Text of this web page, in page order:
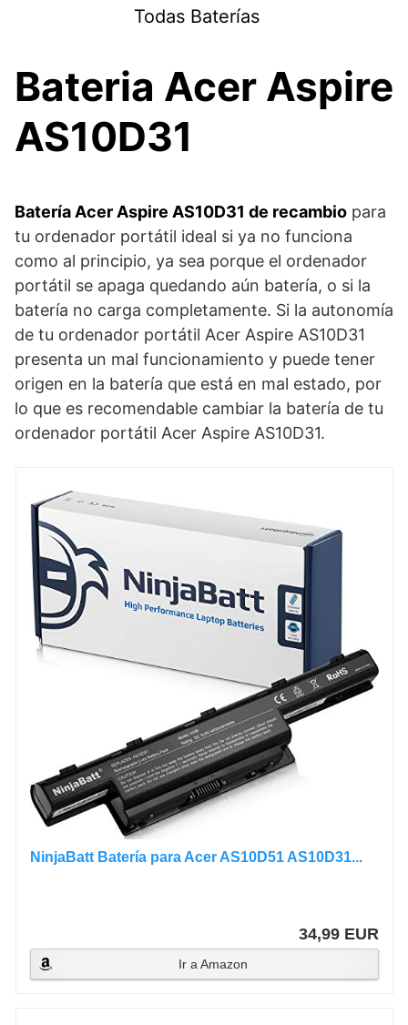
Todas Baterías
Bateria Acer Aspire
AS10D31
Batería Acer Aspire AS10D31 de recambio para
tu ordenador portátil ideal si ya no funciona
como al principio, ya sea porque el ordenador
portátil se apaga quedando aún batería, o si la
batería no carga completamente. Si la autonomía
de tu ordenador portátil Acer Aspire AS10D31
presenta un mal funcionamiento y puede tener
origen en la batería que está en mal estado, por
lo que es recomendable cambiar la batería de tu
ordenador portátil Acer Aspire AS10D31.
NinjaBatt Batería para Acer AS10D51 AS10D31...
34,99 EUR
Ir a Amazon